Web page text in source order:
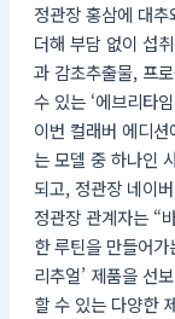
정관장 홍삼에 대
더해 부담 없이 섭
과 감초추출물, 프
수 있는 ‘에브리타
이번 컬래버 에디
는 모델 중 하나인
되고, 정관장 네이
정관장 관계자는 “
한 루틴을 만들어
리추얼’ 제품을 선
할 수 있는 다양한